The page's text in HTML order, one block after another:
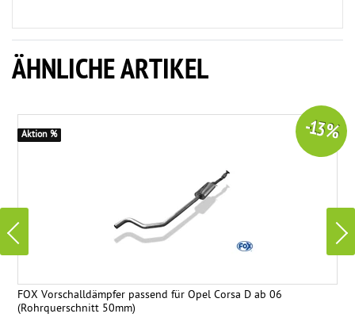
ÄHNLICHE ARTIKEL
FOX Vorschalldämpfer passend für Opel Corsa D ab 06
(Rohrquerschnitt 50mm)
-13 %
Aktion %